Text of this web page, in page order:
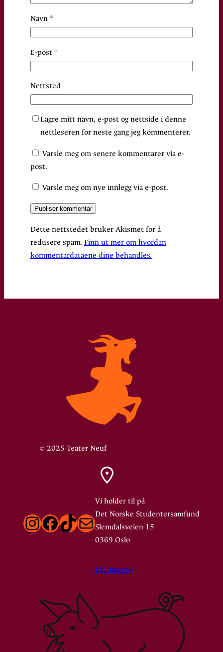
Navn *
E-post *
Nettsted
Lagre mitt navn, e-post og nettside i denne
nettleseren for neste gang jeg kommenterer.
Varsle meg om senere kommentarer via e-
post.
Varsle meg om nye innlegg via e-post.
Dette nettstedet bruker Akismet for å
redusere spam. Finn ut mer om hvordan
kommentardataene dine behandles.
© 2025 Teater Neuf
Instagram
Facebook
TikTok
E-post
Vi holder til på
Det Norske Studentersamfund
Slemdalsveien 15
0369 Oslo
Fakturering